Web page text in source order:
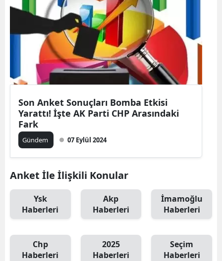
Son Anket Sonuçları Bomba Etkisi
Yarattı! İşte AK Parti CHP Arasındaki
Fark
Gündem 07 Eylül 2024
Anket İle İlişkili Konular
Ysk
Haberleri
Akp
Haberleri
İmamoğlu
Haberleri
Chp
Haberleri
2025
Haberleri
Seçim
Haberleri